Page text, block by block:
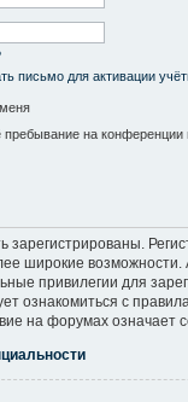
письмо для активации
на конференции
широкие
привилегии для
ознакомиться с
на форумах означает